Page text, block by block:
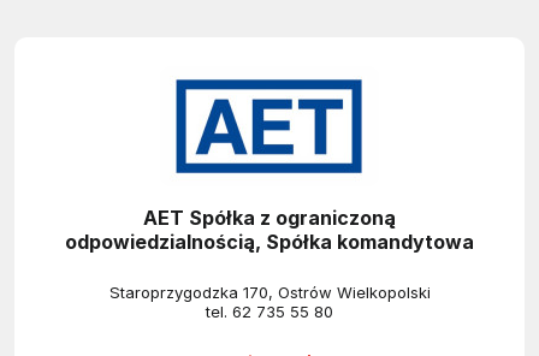
AET Spółka z ograniczoną
odpowiedzialnością, Spółka komandytowa
Staroprzygodzka 170, Ostrów Wielkopolski
tel. 62 735 55 80